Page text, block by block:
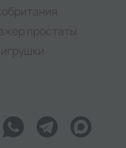
простаты